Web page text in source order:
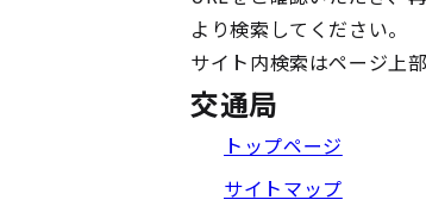
より検索してください。
サイト内検索はページ上
交通局
トップページ
サイトマップ